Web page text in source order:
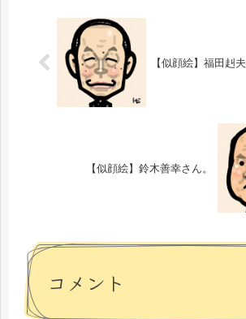
【似顔絵】福田赳夫
【似顔絵】鈴木善幸さん。
コメント